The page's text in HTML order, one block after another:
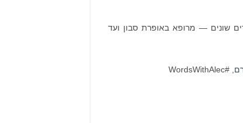
שונים — מרופא באופרת סבון ועד
, #WordsWithAlec